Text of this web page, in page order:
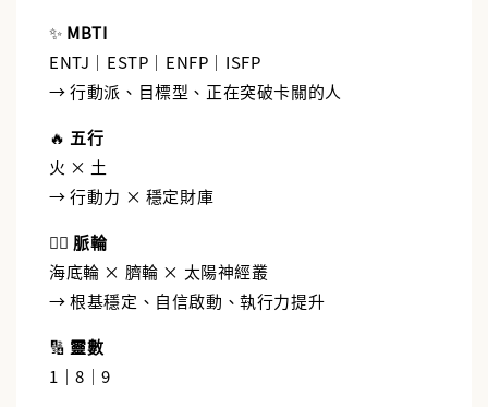
✨ MBTI
ENTJ｜ESTP｜ENFP｜ISFP
→ 行動派、目標型、正在突破卡關的人
🔥 五行
火 × 土
→ 行動力 × 穩定財庫
🧘‍♀️ 脈輪
海底輪 × 臍輪 × 太陽神經叢
→ 根基穩定、自信啟動、執行力提升
🔢 靈數
1｜8｜9